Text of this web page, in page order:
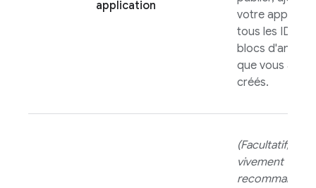
application
votre
tous les ID de
blocs
que vous avez
créés.
(Facultatif, mais
vivement
recommandé)